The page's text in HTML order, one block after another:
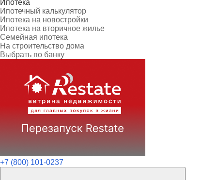
Ипотека
Ипотечный калькулятор
Ипотека на новостройки
Ипотека на вторичное жилье
Семейная ипотека
На строительство дома
Выбрать по банку
+7 (800) 101-0237